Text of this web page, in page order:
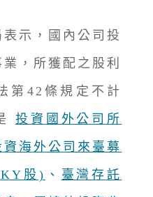
示，國內公司投
，所獲配之股利
第42條規定不計
投資國外公司所
海外公司來臺募
股) 、 臺灣存託